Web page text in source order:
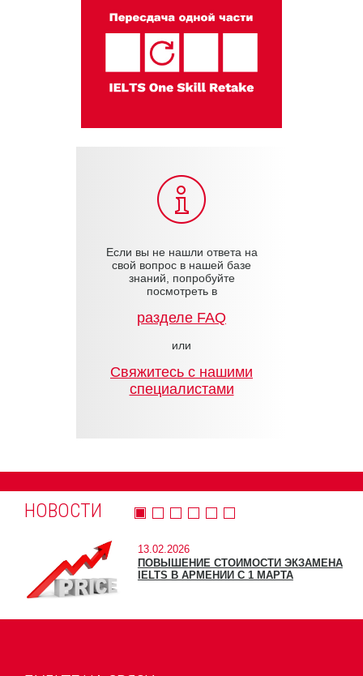
Если вы не нашли ответа на
свой вопрос в нашей базе
знаний, попробуйте
посмотреть в
разделе FAQ
или
Cвяжитесь с нашими
специалистами
НОВОСТИ
13.02.2026
ПОВЫШЕНИЕ СТОИМОСТИ ЭКЗАМЕНА
IELTS В АРМЕНИИ С 1 МАРТА